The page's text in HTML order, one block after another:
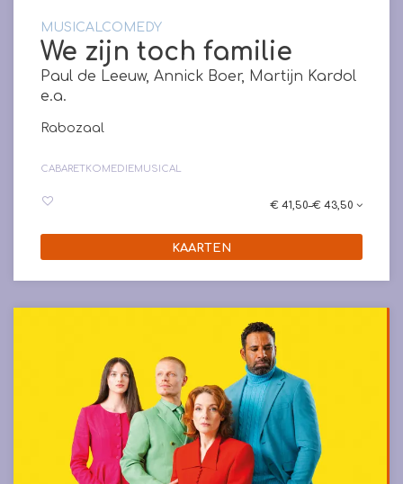
We zijn toch familie
Paul de Leeuw, Annick Boer, Martijn Kardol
e.a.
MUSICALCOMEDY
Rabozaal
CABARETKOMEDIEMUSICAL
€ 41,50–€ 43,50
KAARTEN